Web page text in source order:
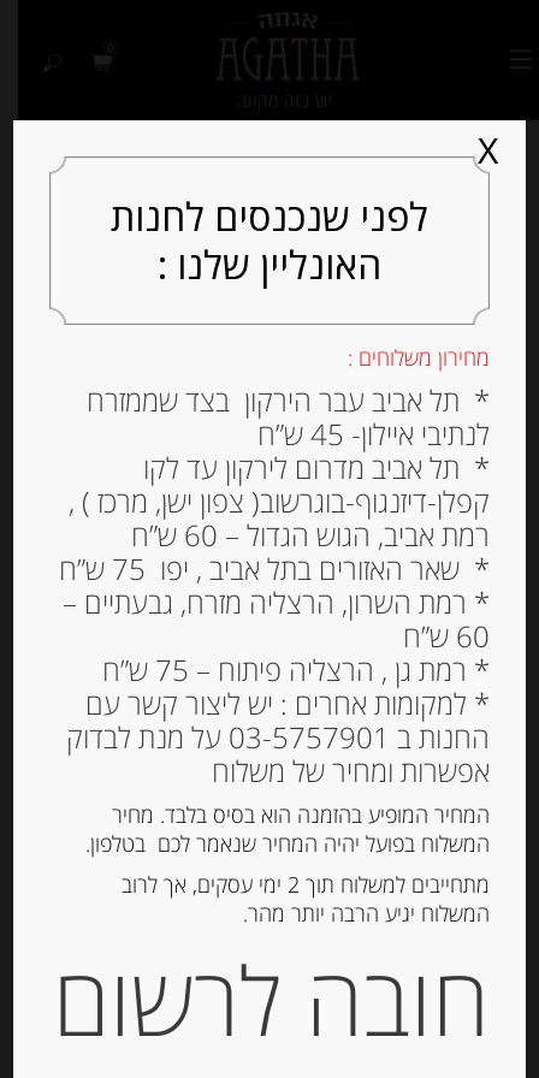
Out of
שקדי מרקונה מצופים
במעטפת יוגורט, 80 גרם
₪ 37.00
מחיר ל 100 גרם: 46.25 ש"ח
המלאי אזל
מק"ט:8437009029688
ואגוזים
לפני שנכנסים לחנות
האונליין שלנו :
מחירון משלוחים :
* תל אביב עבר הירקון בצד שממזרח
לנתיבי איילון- 45 ש”ח
* תל אביב מדרום לירקון עד לקו
קפלן-דיזנגוף-בוגרשוב( צפון ישן, מרכז ) ,
רמת אביב, הגוש הגדול – 60 ש”ח
* שאר האזורים בתל אביב , יפו 75 ש”ח
* רמת השרון, הרצליה מזרח, גבעתיים –
60 ש”ח
* רמת גן , הרצליה פיתוח – 75 ש”ח
* למקומות אחרים : יש ליצור קשר עם
החנות ב 03-5757901 על מנת לבדוק
אפשרות ומחיר של משלוח
המחיר המופיע בהזמנה הוא בסיס בלבד. מחיר
המשלוח בפועל יהיה המחיר שנאמר לכם בטלפון.
מתחייבים למשלוח תוך 2 ימי עסקים, אך לרוב
המשלוח יגיע הרבה יותר מהר.
חובה לרשום
X